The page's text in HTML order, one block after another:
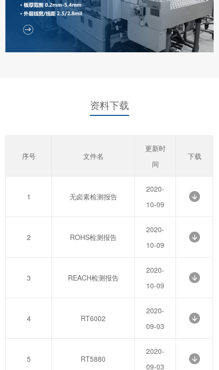
资料下载
序号 文件名
更新时
间
下载
1 无卤素检测报告
2020-
10-09
2 ROHS检测报告
2020-
10-09
3 REACH检测报告
2020-
10-09
4 RT6002
2020-
09-03
5 RT5880
2020-
09-03